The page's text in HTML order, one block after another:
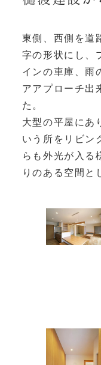
東側、西側を道
字の形状にし、
インの車庫、雨
アアプローチ出
た。
大型の平屋にあ
いう所をリビン
らも外光が入る
りのある空間と